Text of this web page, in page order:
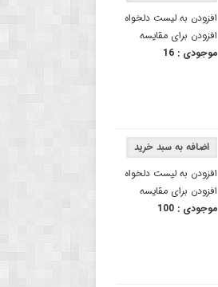
افزودن به لیست دلخواه
افزودن برای مقایسه
موجودی :16
افزودن به لیست دلخواه
افزودن برای مقایسه
موجودی :100